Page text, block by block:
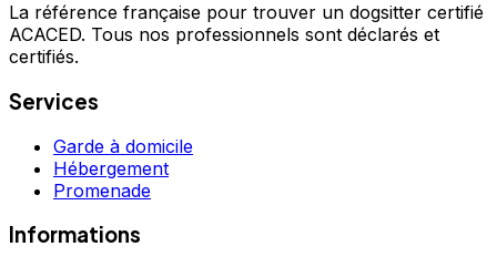
La référence française pour trouver un dogsitter certifié
ACACED. Tous nos professionnels sont déclarés et
certifiés.
Services
Garde à domicile
Hébergement
Promenade
Informations